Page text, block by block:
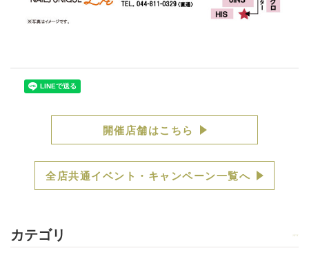
開催店舗はこちら
全店共通イベント・キャンペーン一覧へ
カテゴリ